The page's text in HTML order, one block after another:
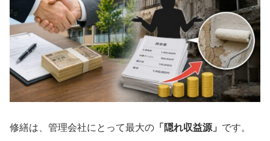
修繕は、管理会社にとって最大の 「隠れ収益源」 です。